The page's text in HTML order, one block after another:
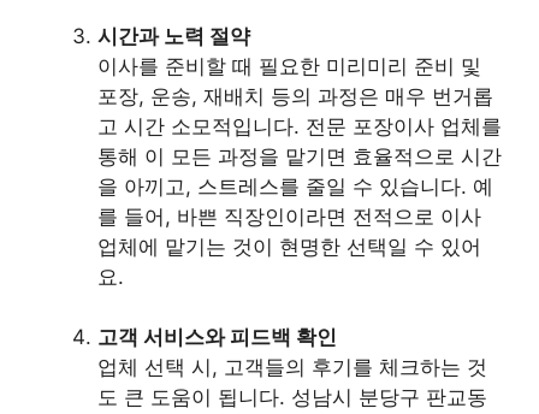
시간과 노력 절약
이사를 준비할 때 필요한 미리미리 준비 및
포장, 운송, 재배치 등의 과정은 매우 번거롭
고 시간 소모적입니다. 전문 포장이사 업체를
통해 이 모든 과정을 맡기면 효율적으로 시간
을 아끼고, 스트레스를 줄일 수 있습니다. 예
를 들어, 바쁜 직장인이라면 전적으로 이사
업체에 맡기는 것이 현명한 선택일 수 있어
요.
고객 서비스와 피드백 확인
업체 선택 시, 고객들의 후기를 체크하는 것
도 큰 도움이 됩니다. 성남시 분당구 판교동